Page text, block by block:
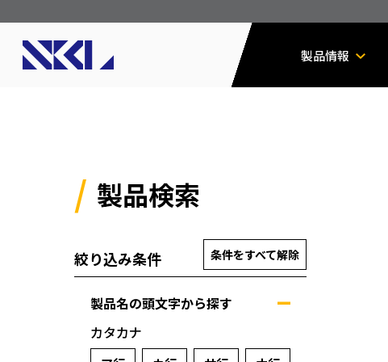
製品情報
製品検索
絞り込み条件 条件をすべて解除
製品名の頭文字から探す
カタカナ